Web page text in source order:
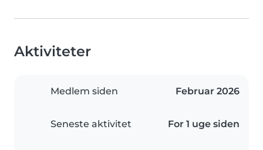
Aktiviteter
Medlem siden Februar 2026
Seneste aktivitet For 1 uge siden